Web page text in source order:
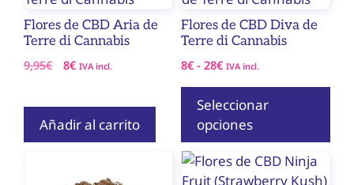
Flores de CBD Aria de
Terre di Cannabis
9,95€
El
9,95€.
8€El
8€.
IVA incl.
Añadir al carrito
Flores de CBD Diva de
Terre di Cannabis
8€ - 28€Rango
precios:
desde
8€
hasta
28€
IVA incl.
Seleccionar
opciones
tiene
múltiples
variantes.
opciones
pueden
elegir
en